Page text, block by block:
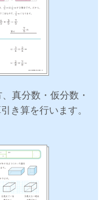
真分数・仮分数・
き算を行います。